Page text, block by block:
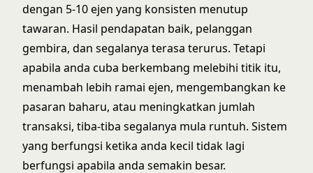
dengan 5-10 ejen yang konsisten menutup
tawaran. Hasil pendapatan baik, pelanggan
gembira, dan segalanya terasa terurus. Tetapi
apabila anda cuba berkembang melebihi titik itu,
menambah lebih ramai ejen, mengembangkan ke
pasaran baharu, atau meningkatkan jumlah
transaksi, tiba-tiba segalanya mula runtuh. Sistem
yang berfungsi ketika anda kecil tidak lagi
berfungsi apabila anda semakin besar.